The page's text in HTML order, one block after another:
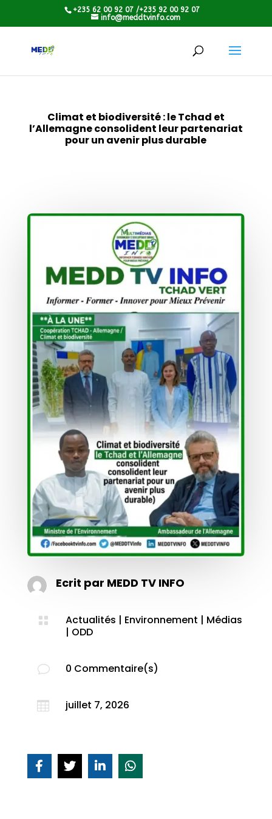
+235 62 00 92 07 /+235 92 00 92 07
info@meddtvinfo.com
Climat et biodiversité : le Tchad et
l’Allemagne consolident leur partenariat
pour un avenir plus durable
Ecrit par MEDD TV INFO
 Actualités | Environnement | Médias
| ODD
v 0 Commentaire(s)
 juillet 7, 2026